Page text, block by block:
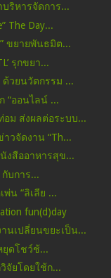
ริหารจัดการ...
The Day...
ขยายพันธมิต...
รุกขยา...
วยนวัตกรรม ...
“ออนไลน์ ...
ม ส่งผลต่อระบบ...
วจัดงาน “Th...
งสืออาหารสุข...
บการ...
พ่น “ลิเลีย ...
fun(d)day
นเปลี่ยนขยะเป็น...
ยุดโชว์ช้...
จัยโดยใช้ก...